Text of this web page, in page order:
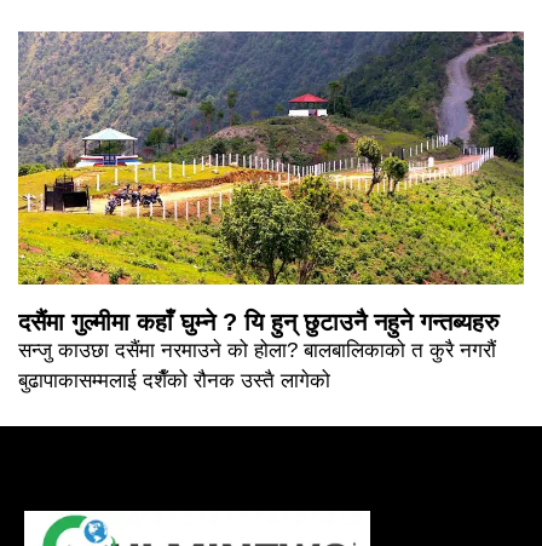
दसैंमा गुल्मीमा कहाँ घुम्ने ? यि हुन् छुटाउनै नहुने गन्तब्यहरु
सन्जु काउछा दसैंमा नरमाउने को होला? बालबालिकाको त कुरै नगरौं
बुढापाकासम्मलाई दशैँको रौनक उस्तै लागेको